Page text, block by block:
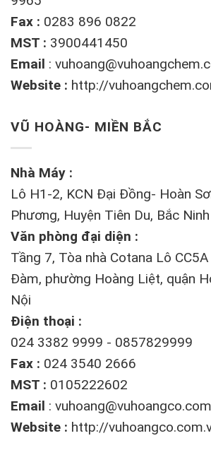
Fax : 0283 896 0822
MST : 3900441450
Email :
Website : http://
VŨ HOÀNG- MIỀN BẮC
Nhà Máy :
Lô H1-2, KCN Đại Đồng- Hoàn
Phương, Huyện Tiên Du, Bắc Ninh
Văn phòng đại diện :
Tầng 7, Tòa nhà Cotana Lô
Đàm, phường Hoàng Liệt, quận
Nội
Điện thoại :
024 3382 9999 - 0857829999
Fax : 024 3540 2666
MST : 0105222602
Email :
Website : http://